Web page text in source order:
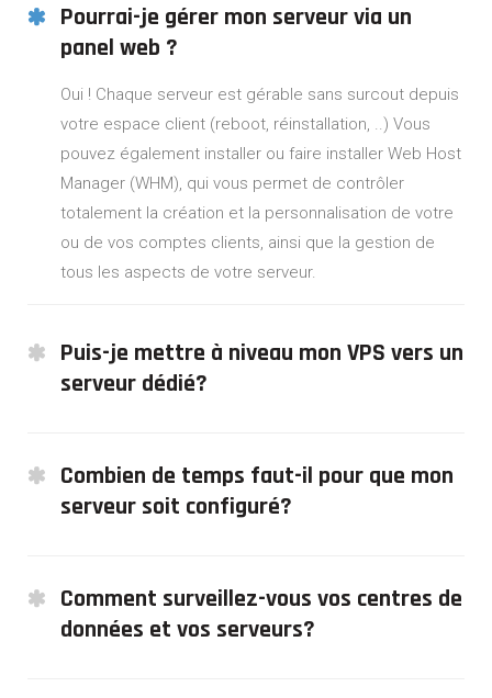
Pourrai-je gérer mon serveur via un
panel web ?
Oui ! Chaque serveur est gérable sans surcout depuis
votre espace client (reboot, réinstallation, ..) Vous
pouvez également installer ou faire installer Web Host
Manager (WHM), qui vous permet de contrôler
totalement la création et la personnalisation de votre
ou de vos comptes clients, ainsi que la gestion de
tous les aspects de votre serveur.
Puis-je mettre à niveau mon VPS vers un
serveur dédié?
Oui ! Avec quelques compétences Linux ou grâce a
nos experts il est tout à fait faisable de basculer de
l'un à l'autre. Via Web Host Manager vous pouvez
Combien de temps faut-il pour que mon
serveur soit configuré?
Comptez en moyenne 48 heures ouvrable afin de
livrer et de tester le serveur. Si vous prenez des
Comment surveillez-vous vos centres de
données et vos serveurs?